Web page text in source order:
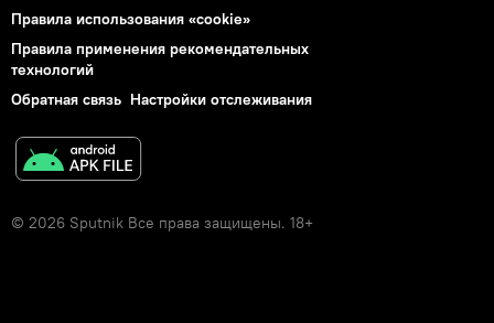
Правила использования «cookie»
Правила применения рекомендательных
технологий
Обратная связь Настройки отслеживания
© 2026 Sputnik Все права защищены. 18+